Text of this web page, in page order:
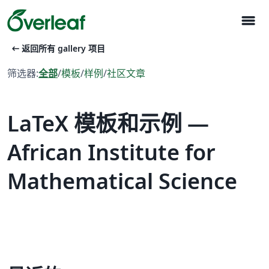
menu
arrow_left_alt 返回所有 gallery 项目
筛选器:全部/模板/样例/社区文章
LaTeX 模板和示例 —
African Institute for
Mathematical Science